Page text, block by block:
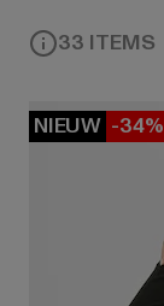
33 ITEMS
NIEUW -34%